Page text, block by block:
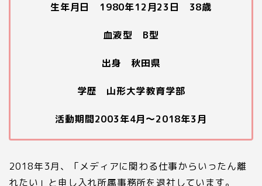
生年月日 1980年12月23日 38歳
血液型 B型
出身 秋田県
学歴 山形大学教育学部
活動期間2003年4月〜2018年3月
2018年3月、「メディアに関わる仕事からいったん離
れたい」と申し入れ所属事務所を退社しています。